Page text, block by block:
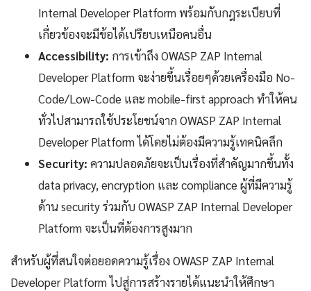
Internal Developer Platform พร้อมกับกฎระเบียบที่
เกี่ยวข้องจะมีข้อได้เปรียบเหนือคนอื่น
Accessibility: การเข้าถึง OWASP ZAP Internal
Developer Platform จะง่ายขึ้นเรื่อยๆด้วยเครื่องมือ No-
Code/Low-Code และ mobile-first approach ทำให้คน
ทั่วไปสามารถใช้ประโยชน์จาก OWASP ZAP Internal
Developer Platform ได้โดยไม่ต้องมีความรู้เทคนิคลึก
Security: ความปลอดภัยจะเป็นเรื่องที่สำคัญมากขึ้นทั้ง
data privacy, encryption และ compliance ผู้ที่มีความรู้
ด้าน security ร่วมกับ OWASP ZAP Internal Developer
Platform จะเป็นที่ต้องการสูงมาก
สำหรับผู้ที่สนใจต่อยอดความรู้เรื่อง OWASP ZAP Internal
Developer Platform ไปสู่การสร้างรายได้แนะนำให้ศึกษา